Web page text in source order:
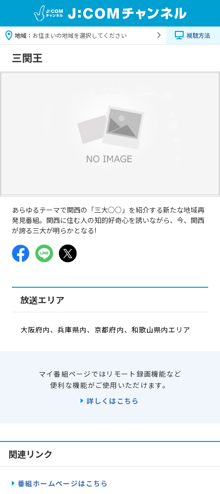
地域： お住まいの地域を選択してください 視聴方法
三関王
あらゆるテーマで関西の「三大○○」を紹介する新たな地域再
発見番組。関西に住む人の知的好奇心を誘いながら、今、関西
が誇る三大が明らかとなる!
放送エリア
大阪府内、兵庫県内、京都府内、和歌山県内エリア
マイ番組ページではリモート録画機能など
便利な機能がご使用いただけます。
詳しくはこちら
関連リンク
番組ホームページはこちら